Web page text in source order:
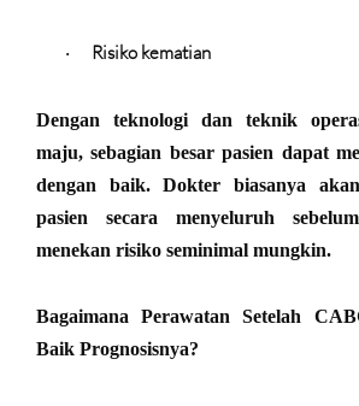
· Risiko kematian
Dengan teknologi dan teknik
maju, sebagian besar pasien dapat
dengan baik. Dokter biasanya
pasien secara menyeluruh
menekan risiko seminimal mungkin.
Bagaimana Perawatan Setelah
Baik Prognosisnya?